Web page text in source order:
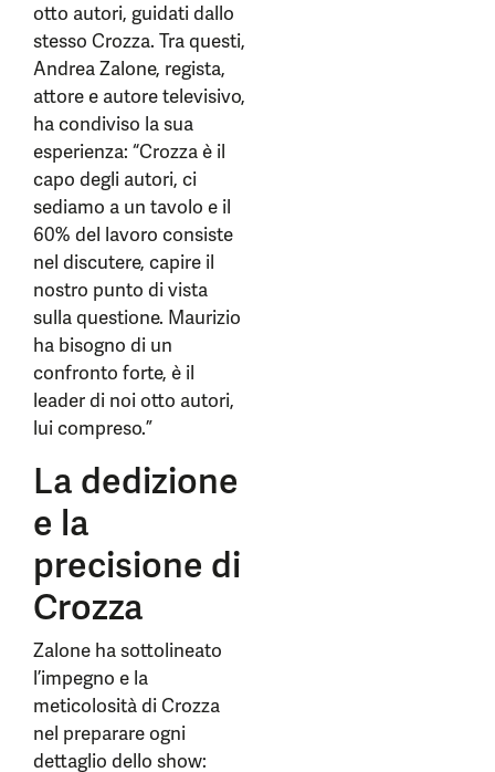
otto autori, guidati dallo
stesso Crozza. Tra questi,
Andrea Zalone, regista,
attore e autore televisivo,
ha condiviso la sua
esperienza: “Crozza è il
capo degli autori, ci
sediamo a un tavolo e il
60% del lavoro consiste
nel discutere, capire il
nostro punto di vista
sulla questione. Maurizio
ha bisogno di un
confronto forte, è il
leader di noi otto autori,
lui compreso.”
La dedizione
e la
precisione di
Crozza
Zalone ha sottolineato
l’impegno e la
meticolosità di Crozza
nel preparare ogni
dettaglio dello show: